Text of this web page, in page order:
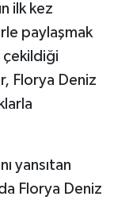
ilk kez
paylaşmak
çekildiği
Florya Deniz
yansıtan
Florya Deniz